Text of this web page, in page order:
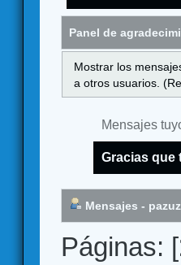
Panel de
Mostrar los
a otros usuarios.
Mensajes
Gracias que
Mensajes -
Páginas: [